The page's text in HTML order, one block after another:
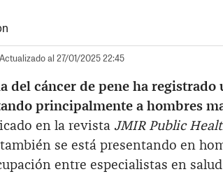
al 27/01/2025 22:45
del cáncer de pene ha registrado
principalmente a hombres
en la revista JMIR Public
se está presentando en
entre especialistas en